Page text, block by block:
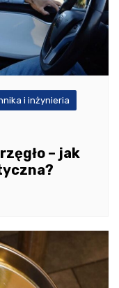
i inżynieria
– jak